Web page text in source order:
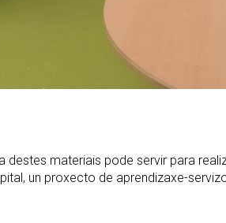
destes materiais pode servir para
un proxecto de aprendizaxe-